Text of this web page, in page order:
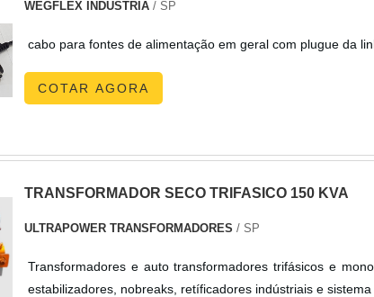
WEGFLEX INDUSTRIA/ SP
cabo para fontes de alimentação em geral com plugue da
COTAR AGORA
TRANSFORMADOR SECO TRIFASICO 150 KVA
ULTRAPOWER TRANSFORMADORES / SP
Transformadores e auto transformadores trifásicos e
estabilizadores, nobreaks,